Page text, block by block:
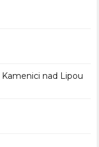
nad Lipou